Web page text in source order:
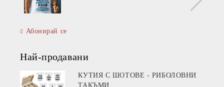
Абонирай се
Най-продавани
КУТИЯ С ШОТОВЕ - РИБОЛОВНИ
ТАКЪМИ